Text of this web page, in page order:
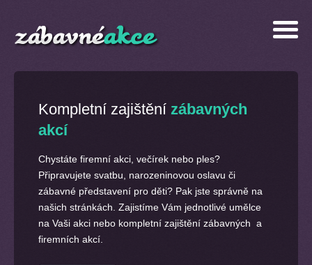
Kompletní zajištění zábavných
akcí
Chystáte firemní akci, večírek nebo ples?
Připravujete svatbu, narozeninovou oslavu či
zábavné představení pro děti? Pak jste správně na
našich stránkách. Zajistíme Vám jednotlivé umělce
na Vaši akci nebo kompletní zajištění zábavných a
firemních akcí.